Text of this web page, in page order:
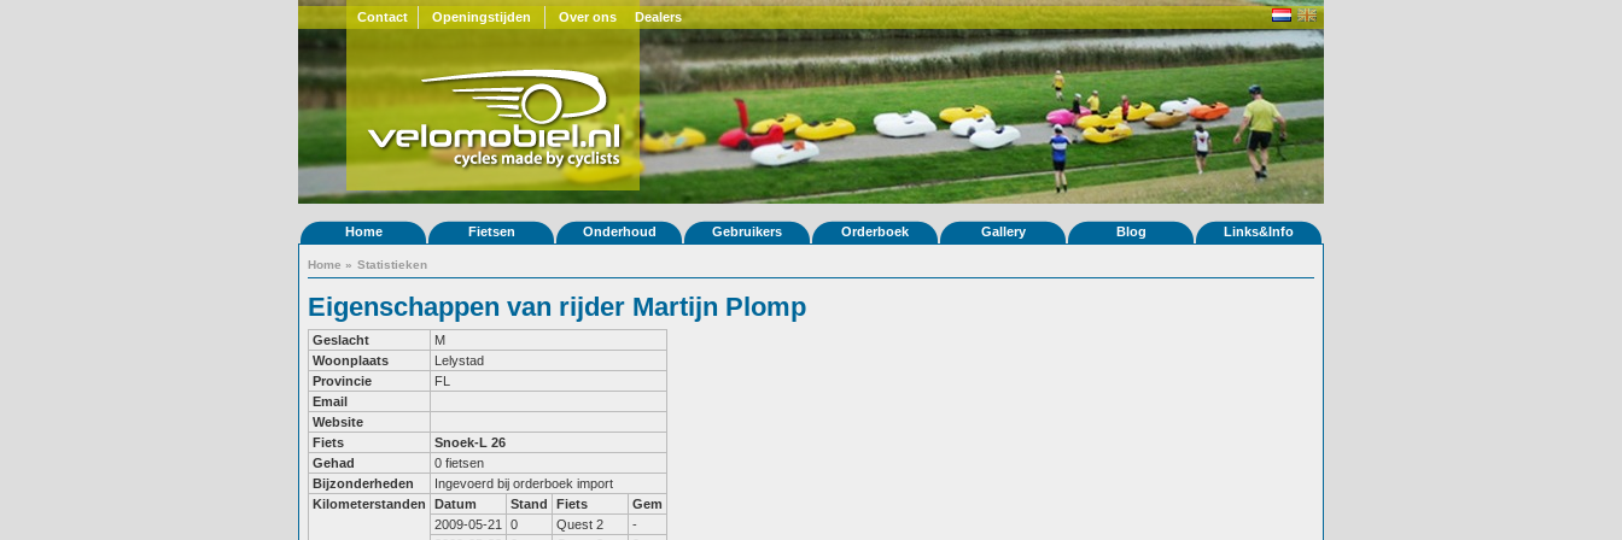
Contact Openingstijden Over ons Dealers
Home Fietsen Onderhoud Gebruikers Orderboek Gallery Blog Links&Info
Home » Statistieken
Eigenschappen van rijder Martijn Plomp
Geslacht
M
Woonplaats
Lelystad
Provincie
FL
Email
Website
Fiets
Snoek-L 26
Gehad
0 fietsen
Bijzonderheden
Ingevoerd bij orderboek import
Kilometerstanden
Datum Stand Fiets
Gem
2009-05-21
0 Quest 2
-